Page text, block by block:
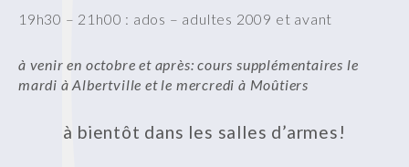
19h30 – 21h00 : ados – adultes 2009 et avant
à venir en octobre et après: cours supplémentaires le
mardi à Albertville et le mercredi à Moûtiers
à bientôt dans les salles d’armes!